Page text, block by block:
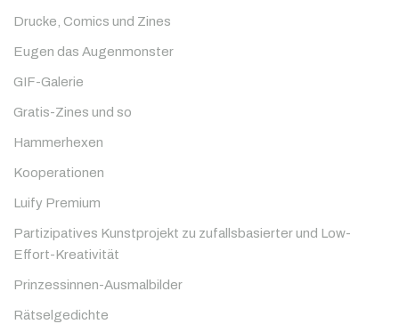
Drucke, Comics und Zines
Eugen das Augenmonster
GIF-Galerie
Gratis-Zines und so
Hammerhexen
Kooperationen
Luify Premium
Partizipatives Kunstprojekt zu zufallsbasierter und Low-
Effort-Kreativität
Prinzessinnen-Ausmalbilder
Rätselgedichte